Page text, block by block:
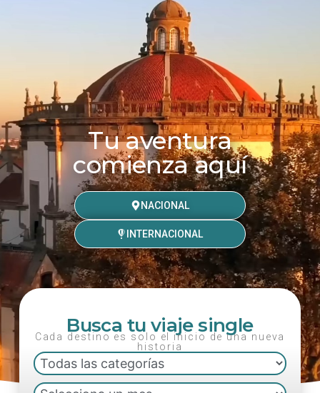
Tu aventura
comienza aquí
NACIONAL
INTERNACIONAL
Busca tu viaje single
Cada destino es solo el inicio de una nueva
historia